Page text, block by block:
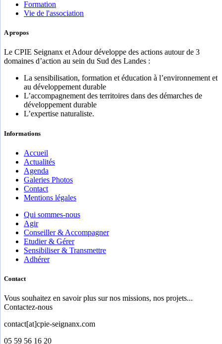
Formation
Vie de l'association
A propos
Le CPIE Seignanx et Adour développe des actions autour de 3
domaines d’action au sein du Sud des Landes :
La sensibilisation, formation et éducation à l’environnement et
au développement durable
L’accompagnement des territoires dans des démarches de
développement durable
L’expertise naturaliste.
Informations
Accueil
Actualités
Agenda
Galeries Photos
Contact
Mentions légales
Qui sommes-nous
Agir
Conseiller & Accompagner
Etudier & Gérer
Sensibiliser & Transmettre
Adhérer
Contact
Vous souhaitez en savoir plus sur nos missions, nos projets...
Contactez-nous
contact[at]cpie-seignanx.com
05 59 56 16 20